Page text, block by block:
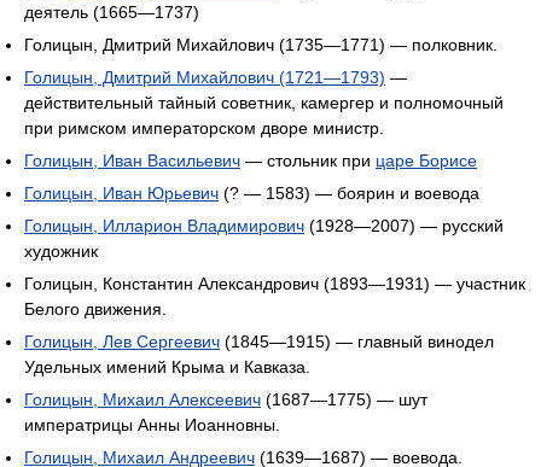
деятель (1665—1737)
Голицын, Дмитрий Михайлович (1735—1771) — полковник.
Голицын, Дмитрий Михайлович (1721—1793) —
действительный тайный советник, камергер и полномочный
при римском императорском дворе министр.
Голицын, Иван Васильевич — стольник при царе Борисе
Голицын, Иван Юрьевич (? — 1583) — боярин и воевода
Голицын, Илларион Владимирович (1928—2007) — русский
художник
Голицын, Константин Александрович (1893—1931) — участник
Белого движения.
Голицын, Лев Сергеевич (1845—1915) — главный винодел
Удельных имений Крыма и Кавказа.
Голицын, Михаил Алексеевич (1687—1775) — шут
императрицы Анны Иоанновны.
Голицын, Михаил Андреевич (1639—1687) — воевода.